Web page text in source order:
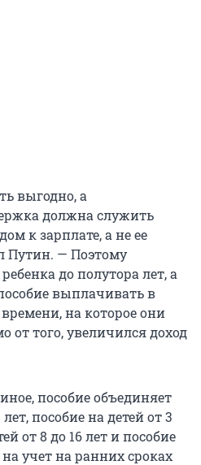
выгодно, а
должна служить
к зарплате, а не ее
Путин. — Поэтому
до полутора лет, а
выплачивать в
на которое они
от того, увеличился доход
пособие объединяет
пособие на детей от 3
от 8 до 16 лет и пособие
учет на ранних сроках